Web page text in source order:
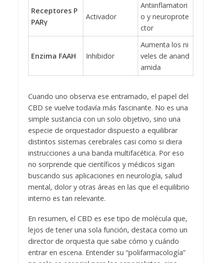
Receptores P
PARγ
Activador
Antiinflamatori
o y neuroprote
ctor
Enzima FAAH Inhibidor
Aumenta los ni
veles de anand
amida
Cuando uno observa ese entramado, el papel del
CBD se vuelve todavía más fascinante. No es una
simple sustancia con un solo objetivo, sino una
especie de orquestador dispuesto a equilibrar
distintos sistemas cerebrales casi como si diera
instrucciones a una banda multifacética. Por eso
no sorprende que científicos y médicos sigan
buscando sus aplicaciones en neurología, salud
mental, dolor y otras áreas en las que el equilibrio
interno es tan relevante.
En resumen, el CBD es ese tipo de molécula que,
lejos de tener una sola función, destaca como un
director de orquesta que sabe cómo y cuándo
entrar en escena. Entender su “polifarmacología”